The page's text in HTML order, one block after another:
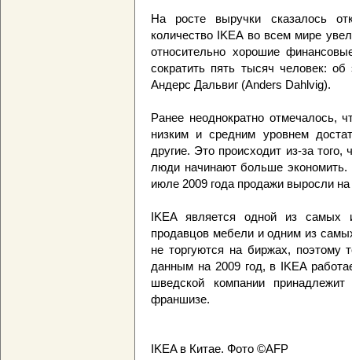
На росте выручки сказалось
количество IKEA во всем мире
относительно хорошие
сократить пять тысяч человек:
Андерс Дальвиг (Anders Dahlvig).
Ранее неоднократно отмечалось,
низким и средним уровнем
другие. Это происходит из-за
люди начинают больше экономить.
июле 2009 года продажи выросли на
IKEA является одной из самых
продавцов мебели и одним из
не торгуются на биржах, поэтому
данным на 2009 год, в IKEA
шведской компании
франшизе.
IKEA в Китае. Фото ©AFP